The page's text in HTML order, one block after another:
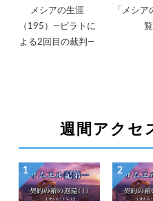
メシアの生涯
（195）—ピラトに
よる2回目の裁判—
「メシア
週間アクセ
1 2